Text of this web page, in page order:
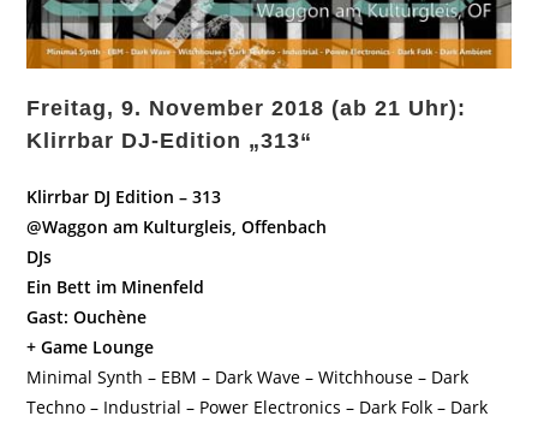
Freitag, 9. November 2018 (ab 21 Uhr):
Klirrbar DJ-Edition „313“
Klirrbar DJ Edition – 313
@Waggon am Kulturgleis, Offenbach
DJs
Ein Bett im Minenfeld
Gast: Ouchène
+ Game Lounge
Minimal Synth – EBM – Dark Wave – Witchhouse – Dark
Techno – Industrial – Power Electronics – Dark Folk – Dark